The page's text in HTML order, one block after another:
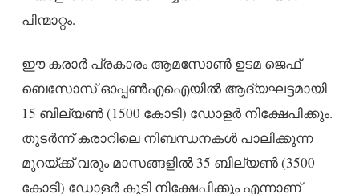
പിന്മാറ്റം.
ഈ കരാർ പ്രകാരം ആമസോൺ ഉടമ ജെഫ്
ബെസോസ് ഓപ്പൺഎഐയിൽ ആദ്യഘട്ടമായി
15 ബില്യൺ (1500 കോടി) ഡോളർ നിക്ഷേപിക്കും.
തുടർന്ന് കരാറിലെ നിബന്ധനകൾ പാലിക്കുന്ന
മുറയ്ക്ക് വരും മാസങ്ങളിൽ 35 ബില്യൺ (3500
കോടി) ഡോളർ കൂടി നിക്ഷേപിക്കും എന്നാണ്